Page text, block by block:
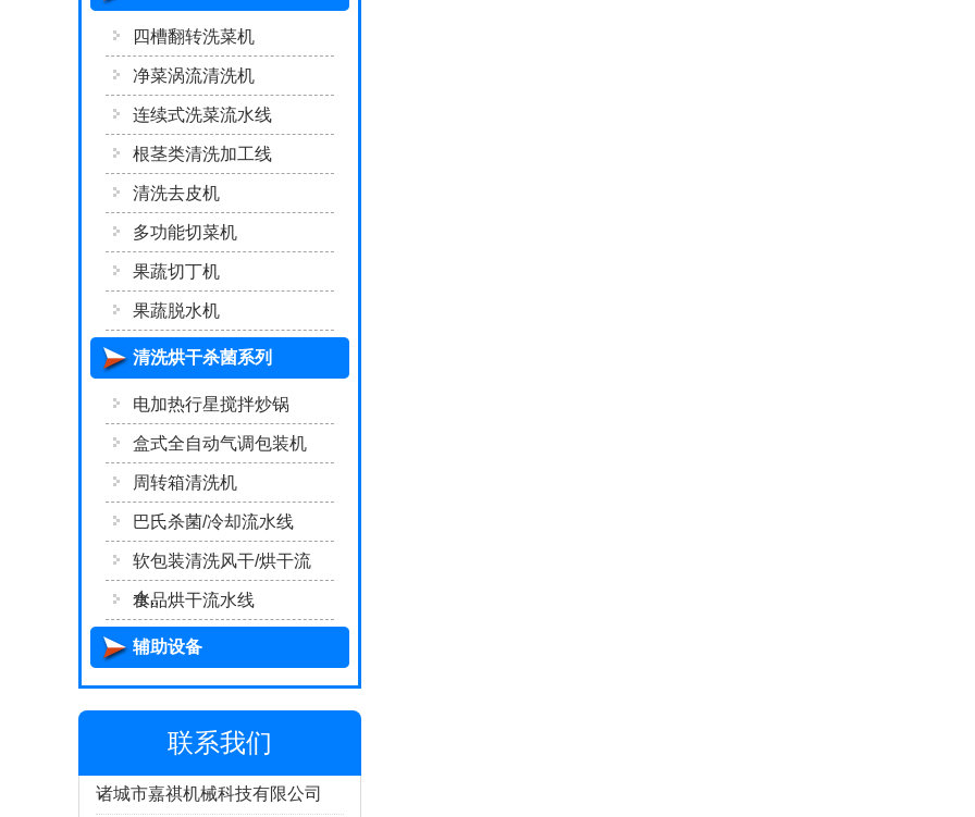
四槽翻转洗菜机
净菜涡流清洗机
连续式洗菜流水线
根茎类清洗加工线
清洗去皮机
多功能切菜机
果蔬切丁机
果蔬脱水机
清洗烘干杀菌系列
电加热行星搅拌炒锅
盒式全自动气调包装机
周转箱清洗机
巴氏杀菌/冷却流水线
软包装清洗风干/烘干流
水..
食品烘干流水线
辅助设备
联系我们
诸城市嘉祺机械科技有限公司